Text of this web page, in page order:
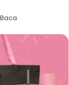
Baca